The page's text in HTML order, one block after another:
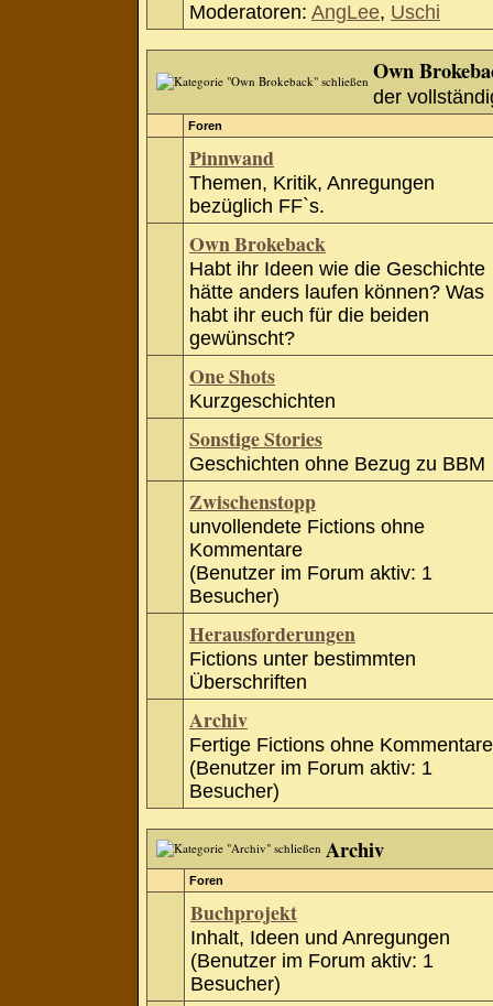
Moderatoren: AngLee, Uschi
Own
der
Foren
Pinnwand
Themen, Kritik, Anregungen
bezüglich FF`s.
Own Brokeback
Habt ihr Ideen wie die Geschichte
hätte anders laufen können? Was
habt ihr euch für die beiden
gewünscht?
One Shots
Kurzgeschichten
Sonstige Stories
Geschichten ohne Bezug zu BBM
Zwischenstopp
unvollendete Fictions ohne
Kommentare
(Benutzer im Forum aktiv: 1
Besucher)
Herausforderungen
Fictions unter bestimmten
Überschriften
Archiv
Fertige Fictions ohne Kommentare
(Benutzer im Forum aktiv: 1
Besucher)
Archiv
Foren
Buchprojekt
Inhalt, Ideen und Anregungen
(Benutzer im Forum aktiv: 1
Besucher)